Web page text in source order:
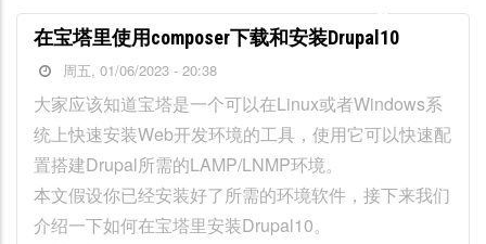
要
在宝塔里使用composer下载和安装Drupal10
周五, 01/06/2023 - 20:38
大家应该知道宝塔是一个可以在Linux或者Windows系
统上快速安装Web开发环境的工具，使用它可以快速配
置搭建Drupal所需的LAMP/LNMP环境。
本文假设你已经安装好了所需的环境软件，接下来我们
介绍一下如何在宝塔里安装Drupal10。